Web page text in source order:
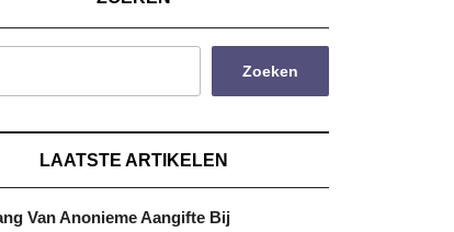
Zoeken
LAATSTE ARTIKELEN
Van Anonieme Aangifte Bij